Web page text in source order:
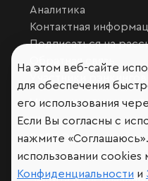
Аналитика
Контактная
Подписаться на
Обратная связь
Участники рэнкингов
Мы в социальных
VK
RAEX Образование –
RAEX Sustainability –
Защита
На этом веб-сайте
для обеспечения
его использования
Если Вы согласны с
нажмите
использовании cookies
Конфиденциальности и